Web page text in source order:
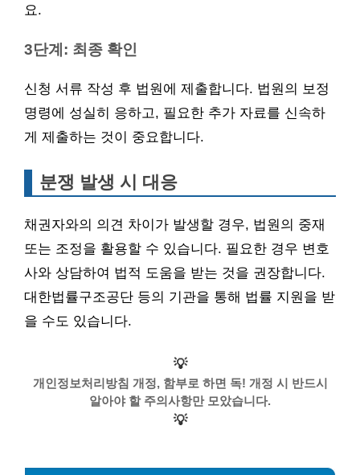
요.
3단계: 최종 확인
신청 서류 작성 후 법원에 제출합니다. 법원의 보정
명령에 성실히 응하고, 필요한 추가 자료를 신속하
게 제출하는 것이 중요합니다.
분쟁 발생 시 대응
채권자와의 의견 차이가 발생할 경우, 법원의 중재
또는 조정을 활용할 수 있습니다. 필요한 경우 변호
사와 상담하여 법적 도움을 받는 것을 권장합니다.
대한법률구조공단 등의 기관을 통해 법률 지원을 받
을 수도 있습니다.
💡
개인정보처리방침 개정, 함부로 하면 독! 개정 시 반드시
알아야 할 주의사항만 모았습니다.
💡